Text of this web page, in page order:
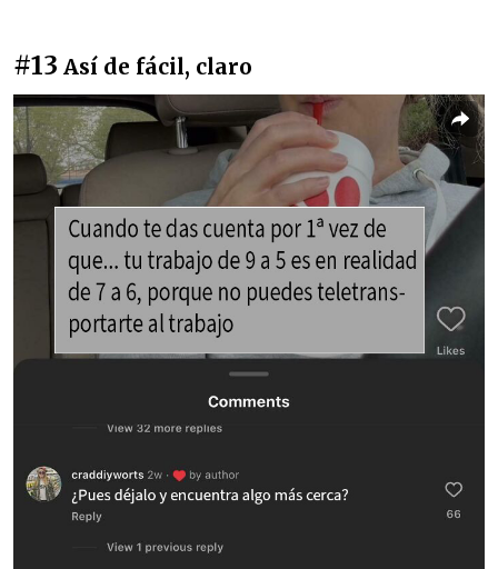
#13 Así de fácil, claro